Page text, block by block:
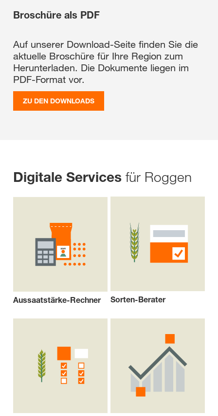
Broschüre als PDF
Auf unserer Download-Seite finden Sie die
aktuelle Broschüre für Ihre Region zum
Herunterladen. Die Dokumente liegen im
PDF-Format vor.
ZU DEN DOWNLOADS
Digitale Services für Roggen
Aussaatstärke-Rechner Sorten-Berater